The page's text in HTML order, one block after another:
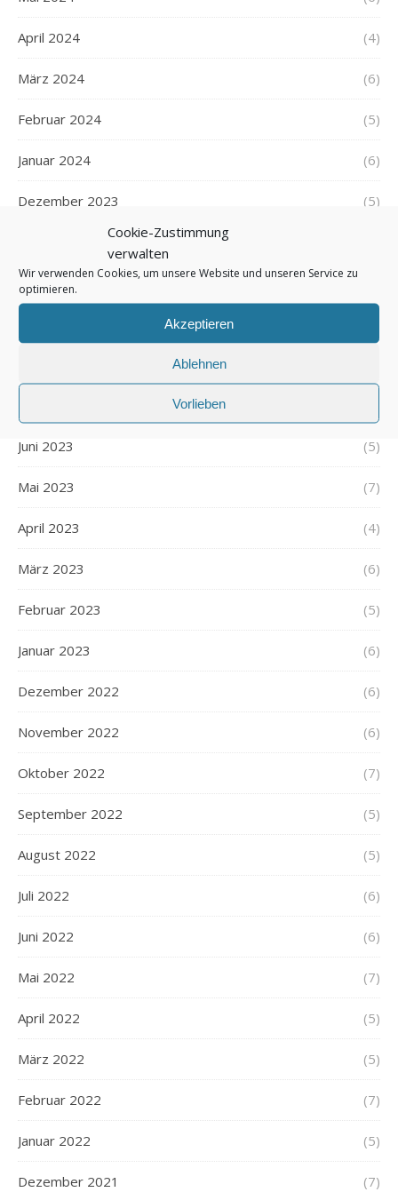
Cookie-Zustimmung
verwalten
Wir verwenden Cookies, um unsere Website und unseren Service zu
optimieren.
Akzeptieren
Ablehnen
Vorlieben
April 2024 (4)
März 2024 (6)
Februar 2024 (5)
Januar 2024 (6)
Dezember 2023 (5)
November 2023
Oktober 2023
Juni 2023 (5)
Mai 2023 (7)
April 2023 (4)
März 2023 (6)
Februar 2023 (5)
Januar 2023 (6)
Dezember 2022 (6)
November 2022 (6)
Oktober 2022 (7)
September 2022 (5)
August 2022 (5)
Juli 2022 (6)
Juni 2022 (6)
Mai 2022 (7)
April 2022 (5)
März 2022 (5)
Februar 2022 (7)
Januar 2022 (5)
Dezember 2021 (7)